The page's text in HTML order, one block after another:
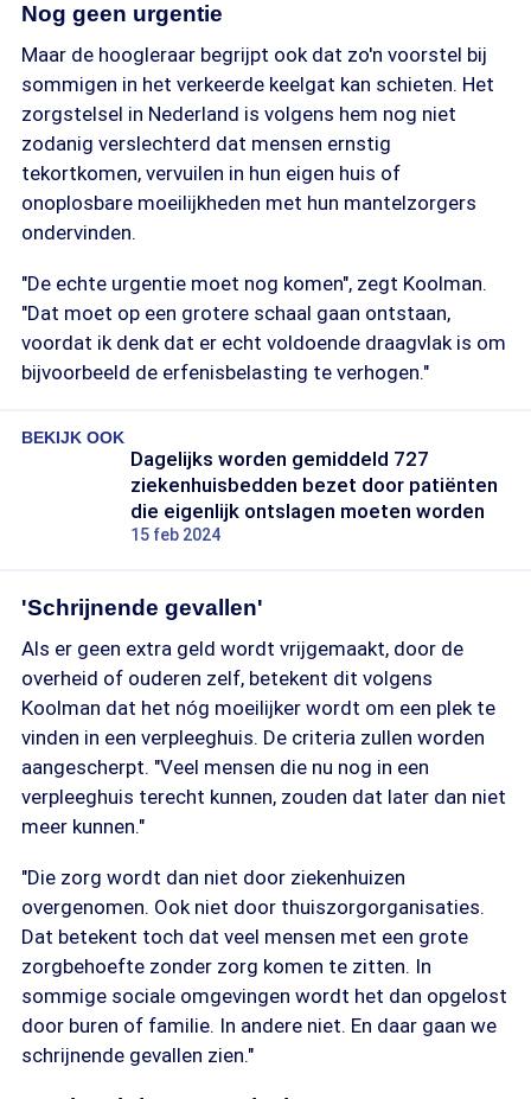
Nog geen urgentie
Maar de hoogleraar begrijpt ook dat zo'n voorstel bij
sommigen in het verkeerde keelgat kan schieten. Het
zorgstelsel in Nederland is volgens hem nog niet
zodanig verslechterd dat mensen ernstig
tekortkomen, vervuilen in hun eigen huis of
onoplosbare moeilijkheden met hun mantelzorgers
ondervinden.
"De echte urgentie moet nog komen", zegt Koolman.
"Dat moet op een grotere schaal gaan ontstaan,
voordat ik denk dat er echt voldoende draagvlak is om
bijvoorbeeld de erfenisbelasting te verhogen."
BEKIJK OOK
Dagelijks worden gemiddeld 727
ziekenhuisbedden bezet door patiënten
die eigenlijk ontslagen moeten worden
15 feb 2024
'Schrijnende gevallen'
Als er geen extra geld wordt vrijgemaakt, door de
overheid of ouderen zelf, betekent dit volgens
Koolman dat het nóg moeilijker wordt om een plek te
vinden in een verpleeghuis. De criteria zullen worden
aangescherpt. "Veel mensen die nu nog in een
verpleeghuis terecht kunnen, zouden dat later dan niet
meer kunnen."
"Die zorg wordt dan niet door ziekenhuizen
overgenomen. Ook niet door thuiszorgorganisaties.
Dat betekent toch dat veel mensen met een grote
zorgbehoefte zonder zorg komen te zitten. In
sommige sociale omgevingen wordt het dan opgelost
door buren of familie. In andere niet. En daar gaan we
schrijnende gevallen zien."